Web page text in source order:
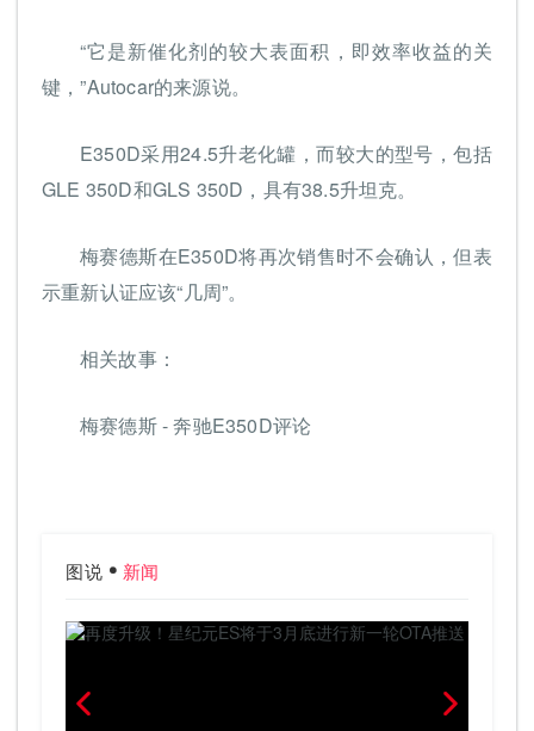
“它是新催化剂的较大表面积，即效率收益的关
键，”Autocar的来源说。
E350D采用24.5升老化罐，而较大的型号，包括
GLE 350D和GLS 350D，具有38.5升坦克。
梅赛德斯在E350D将再次销售时不会确认，但表
示重新认证应该“几周”。
相关故事：
梅赛德斯 - 奔驰E350D评论
图说 新闻